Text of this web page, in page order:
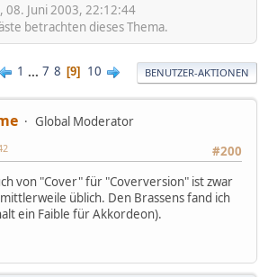
Juni 2003, 22:12:44
betrachten dieses Thema.
1 ... 7 8 9 10 BENUTZER-AKTIONEN
Global Moderator
#200
von "Cover" für "Coverversion" ist zwar
üblich. Den Brassens fand ich
ein Faible für Akkordeon).